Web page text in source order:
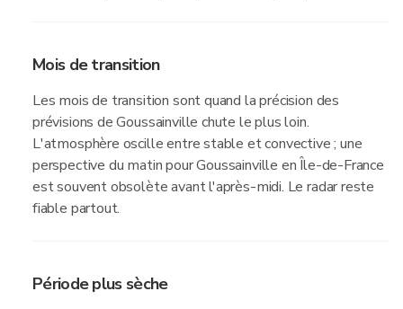
Mois de transition
Les mois de transition sont quand la précision des
prévisions de Goussainville chute le plus loin.
L'atmosphère oscille entre stable et convective ; une
perspective du matin pour Goussainville en Île-de-France
est souvent obsolète avant l'après-midi. Le radar reste
fiable partout.
Période plus sèche